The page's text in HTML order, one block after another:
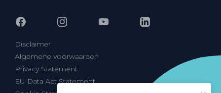
Disclaimer
Algemene voorwaarden
Privacy Statement
EU Data Act Statement